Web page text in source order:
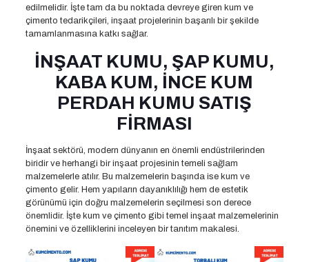
edilmelidir. İşte tam da bu noktada devreye giren kum ve
çimento tedarikçileri, inşaat projelerinin başarılı bir şekilde
tamamlanmasına katkı sağlar.
İNŞAAT KUMU, ŞAP KUMU,
KABA KUM, İNCE KUM
PERDAH KUMU SATIŞ
FİRMASI
İnşaat sektörü, modern dünyanın en önemli endüstrilerinden
biridir ve herhangi bir inşaat projesinin temeli sağlam
malzemelerle atılır. Bu malzemelerin başında ise kum ve
çimento gelir. Hem yapıların dayanıklılığı hem de estetik
görünümü için doğru malzemelerin seçilmesi son derece
önemlidir. İşte kum ve çimento gibi temel inşaat malzemelerinin
önemini ve özelliklerini inceleyen bir tanıtım makalesi.